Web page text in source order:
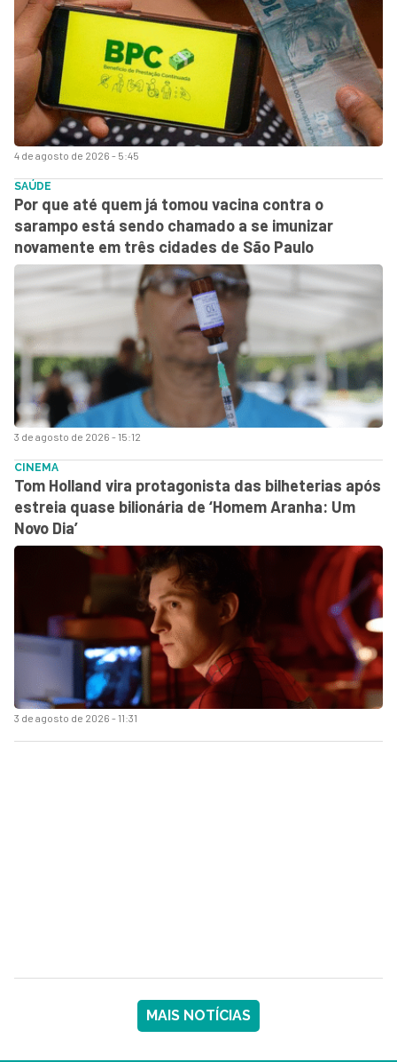
4 de agosto de 2026 - 5:45
3 de agosto de 2026 - 15:12
SAÚDE
Por que até quem já tomou vacina contra o
sarampo está sendo chamado a se imunizar
novamente em três cidades de São Paulo
3 de agosto de 2026 - 11:31
CINEMA
Tom Holland vira protagonista das bilheterias após
estreia quase bilionária de ‘Homem Aranha: Um
Novo Dia’
MAIS NOTÍCIAS